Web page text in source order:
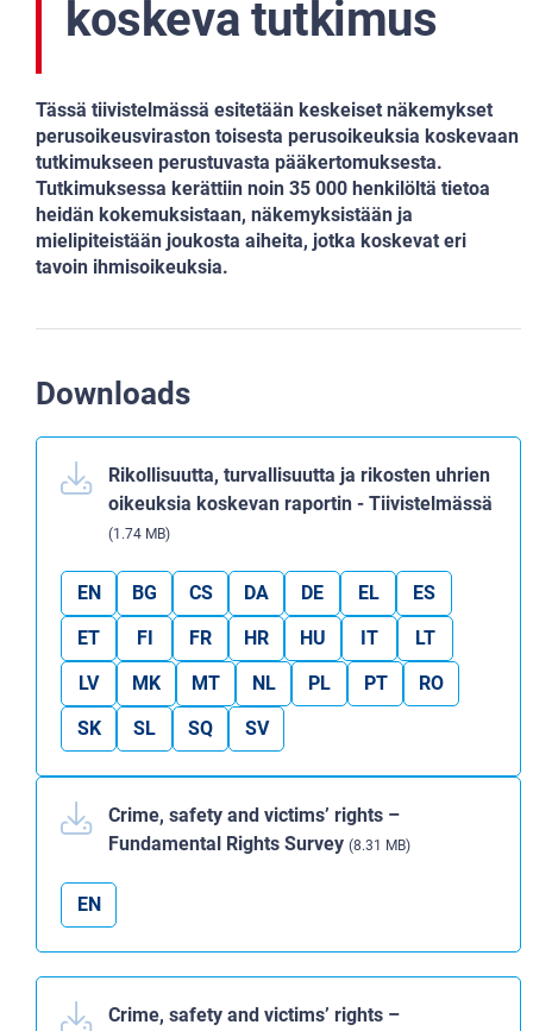
koskeva tutkimus
Tässä tiivistelmässä esitetään keskeiset näkemykset
perusoikeusviraston toisesta perusoikeuksia koskevaan
tutkimukseen perustuvasta pääkertomuksesta.
Tutkimuksessa kerättiin noin 35 000 henkilöltä tietoa
heidän kokemuksistaan, näkemyksistään ja
mielipiteistään joukosta aiheita, jotka koskevat eri
tavoin ihmisoikeuksia.
Downloads
Rikollisuutta, turvallisuutta ja rikosten uhrien
oikeuksia koskevan raportin - Tiivistelmässä
(1.74 MB)
EN BG CS DA DE EL
ES
ET
FI FR HR HU IT
LT
LV
MK MT NL PL PT
RO
SK
SL SQ SV
Crime, safety and victims’ rights –
Fundamental Rights Survey (8.31 MB)
EN
Crime, safety and victims’ rights –